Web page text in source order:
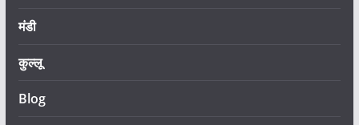
मंडी
कुल्लू
Blog